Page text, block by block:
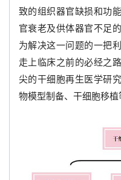
致的组织器官缺损和功
官衰老及供体器官不足
为解决这一问题的一把
走上临床之前的必经之
尖的干细胞再生医学研
物模型制备、干细胞移植